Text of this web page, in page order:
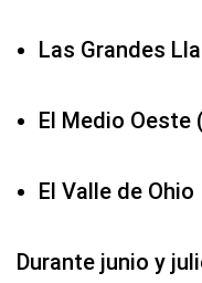
Las Grandes
El Medio Oeste
El Valle de Ohio
Durante junio y